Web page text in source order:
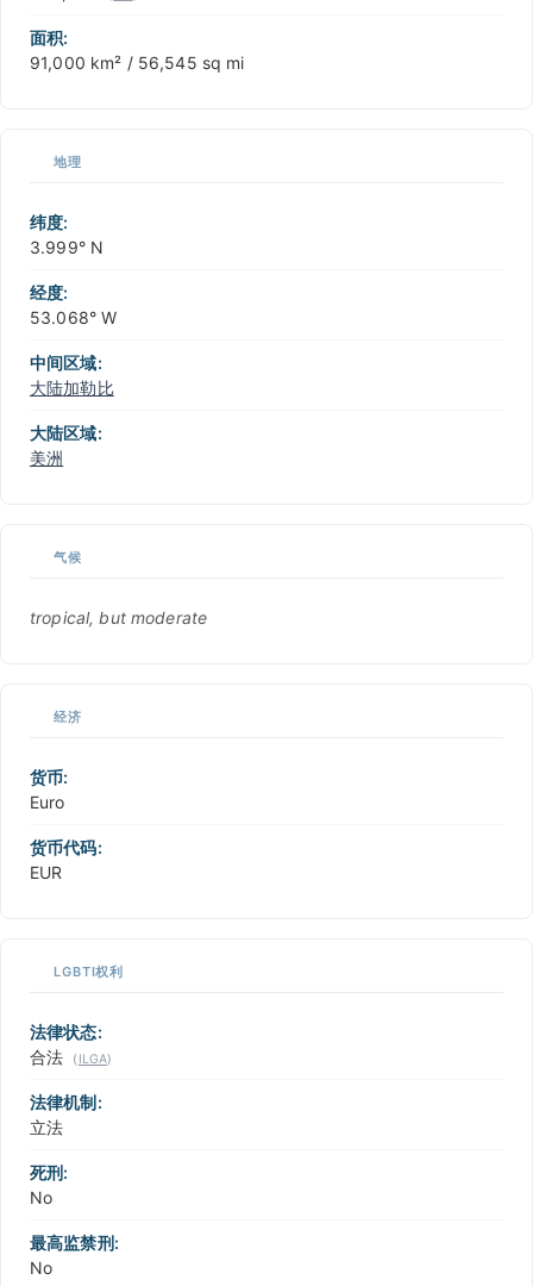
面积:
91,000 km² / 56,545 sq mi
地理
纬度:
3.999° N
经度:
53.068° W
中间区域:
大陆加勒比
大陆区域:
美洲
气候
tropical, but moderate
经济
货币:
Euro
货币代码:
EUR
LGBTI权利
法律状态:
合法
( ILGA)
法律机制:
立法
死刑:
No
最高监禁刑:
No